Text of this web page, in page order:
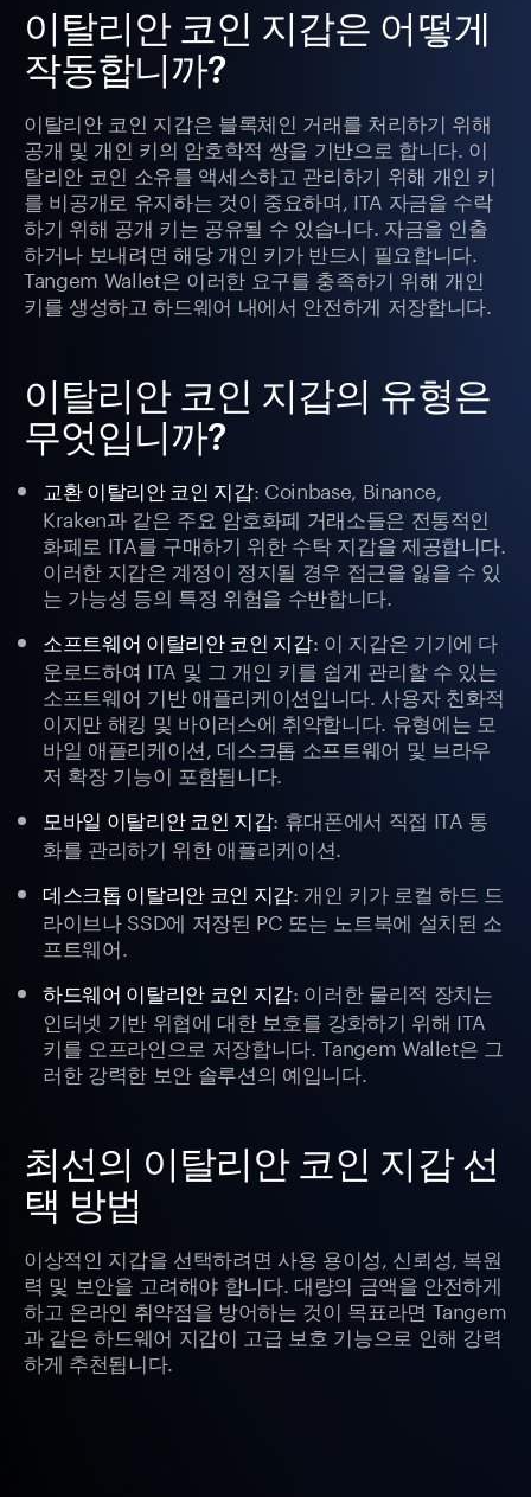
이탈리안 코인 지갑은 어떻게
작동합니까?
이탈리안 코인 지갑은 블록체인 거래를 처리하기 위해
공개 및 개인 키의 암호학적 쌍을 기반으로 합니다. 이
탈리안 코인 소유를 액세스하고 관리하기 위해 개인 키
를 비공개로 유지하는 것이 중요하며, ITA 자금을 수락
하기 위해 공개 키는 공유될 수 있습니다. 자금을 인출
하거나 보내려면 해당 개인 키가 반드시 필요합니다.
Tangem Wallet은 이러한 요구를 충족하기 위해 개인
키를 생성하고 하드웨어 내에서 안전하게 저장합니다.
이탈리안 코인 지갑의 유형은
무엇입니까?
교환 이탈리안 코인 지갑: Coinbase, Binance,
Kraken과 같은 주요 암호화폐 거래소들은 전통적인
화폐로 ITA를 구매하기 위한 수탁 지갑을 제공합니다.
이러한 지갑은 계정이 정지될 경우 접근을 잃을 수 있
는 가능성 등의 특정 위험을 수반합니다.
소프트웨어 이탈리안 코인 지갑: 이 지갑은 기기에 다
운로드하여 ITA 및 그 개인 키를 쉽게 관리할 수 있는
소프트웨어 기반 애플리케이션입니다. 사용자 친화적
이지만 해킹 및 바이러스에 취약합니다. 유형에는 모
바일 애플리케이션, 데스크톱 소프트웨어 및 브라우
저 확장 기능이 포함됩니다.
모바일 이탈리안 코인 지갑: 휴대폰에서 직접 ITA 통
화를 관리하기 위한 애플리케이션.
데스크톱 이탈리안 코인 지갑: 개인 키가 로컬 하드 드
라이브나 SSD에 저장된 PC 또는 노트북에 설치된 소
프트웨어.
하드웨어 이탈리안 코인 지갑: 이러한 물리적 장치는
인터넷 기반 위협에 대한 보호를 강화하기 위해 ITA
키를 오프라인으로 저장합니다. Tangem Wallet은 그
러한 강력한 보안 솔루션의 예입니다.
최선의 이탈리안 코인 지갑 선
택 방법
이상적인 지갑을 선택하려면 사용 용이성, 신뢰성, 복원
력 및 보안을 고려해야 합니다. 대량의 금액을 안전하게
하고 온라인 취약점을 방어하는 것이 목표라면 Tangem
과 같은 하드웨어 지갑이 고급 보호 기능으로 인해 강력
하게 추천됩니다.